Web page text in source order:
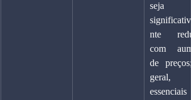
seja
nte
com
de
geral,
essenciais